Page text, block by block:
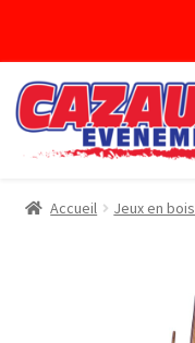
Accueil Jeux en bois